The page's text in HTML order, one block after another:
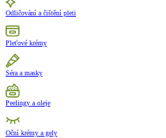
Odličování a čištění pleti
Pleťové krémy
Séra a masky
Peelingy a oleje
Oční krémy a gely